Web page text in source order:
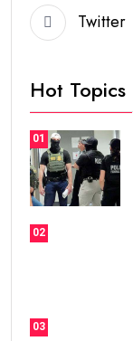
Twitter
Hot Topics
01
02
03